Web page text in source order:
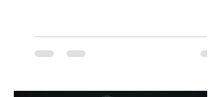
agosto, el Parque Arena Temuco será
escenario de una noche dedicada al indie
banda que llegará a la capital de La